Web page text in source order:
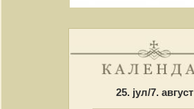
25. јул/7. август